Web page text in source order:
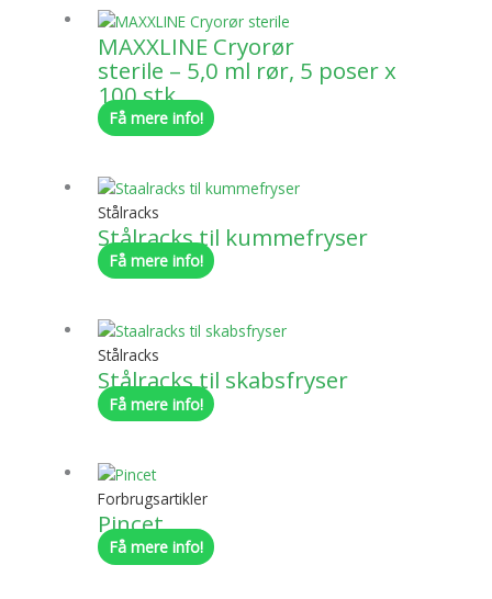
MAXXLINE Cryorør
sterile – 5,0 ml rør, 5 poser x
100 stk.
Få mere info!
Stålracks
Stålracks til kummefryser
Få mere info!
Stålracks
Stålracks til skabsfryser
Få mere info!
Forbrugsartikler
Pincet
Få mere info!